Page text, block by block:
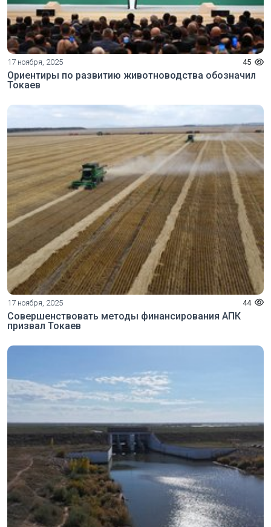
17 ноября, 2025 45
Ориентиры по развитию животноводства обозначил
Токаев
17 ноября, 2025 44
Совершенствовать методы финансирования АПК
призвал Токаев